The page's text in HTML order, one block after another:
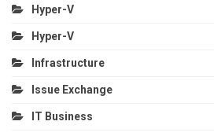
Hyper-V
Hyper-V
Infrastructure
Issue Exchange
IT Business